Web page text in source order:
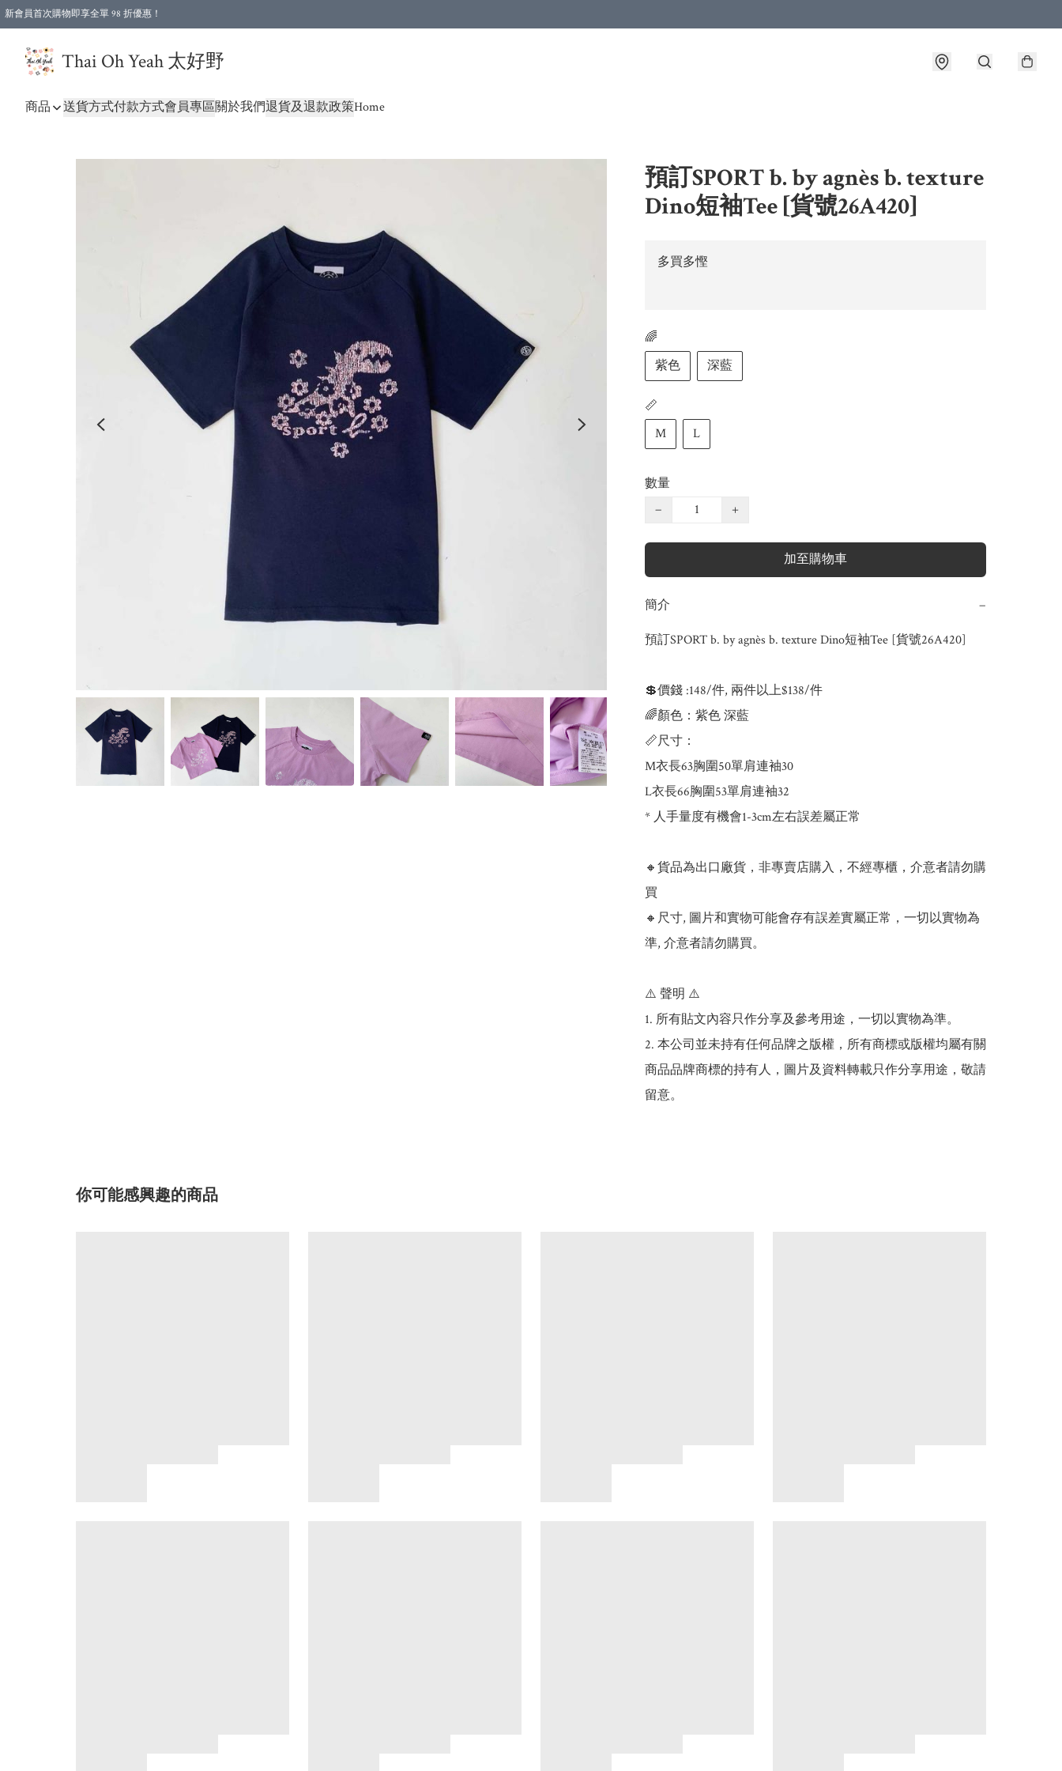
新會員首次購物即享全單 98 折優惠！
Thai Oh Yeah 太好野
商品 送貨方式付款方式會員專區關於我們退貨及退款政策Home
預訂SPORT b. by agnès b. texture
Dino短袖Tee [貨號26A420]
多買多慳
🌈
紫色
深藍
📏
M
L
數量
−
+
加至購物車
簡介 −
預訂SPORT b. by agnès b. texture Dino短袖Tee [貨號26A420]
💲價錢 :148/件, 兩件以上$138/件
🌈顏色：紫色 深藍
📏尺寸：
M衣長63胸圍50單肩連袖30
L衣長66胸圍53單肩連袖32
* 人手量度有機會1-3cm左右誤差屬正常
🔸貨品為出口廠貨，非專賣店購入，不經專櫃，介意者請勿購
買
🔸尺寸, 圖片和實物可能會存有誤差實屬正常，一切以實物為
準, 介意者請勿購買。
⚠️ 聲明 ⚠️
1. 所有貼文內容只作分享及參考用途，一切以實物為準。
2. 本公司並未持有任何品牌之版權，所有商標或版權均屬有關
商品品牌商標的持有人，圖片及資料轉載只作分享用途，敬請
你可能感興趣的商品